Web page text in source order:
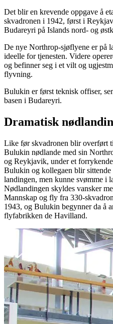
Det blir en krevende oppgave å
skvadronen i 1942, først i
Budareyri på Islands nord- og
De nye Northrop-sjøflyene er på
ideelle for tjenesten. Videre
og befinner seg i et vilt og
flyvning.
Bulukin er først teknisk offiser,
basen i Budareyri.
Dramatisk
Like før skvadronen blir overført
Bulukin nødlande med sin
og Reykjavik, under et
Bulukin og kollegaen blir
landingen, men kunne svømme i
Nødlandingen skyldes vansker
Mannskap og fly fra 330-
1943, og Bulukin begynner da å
flyfabrikken de Havilland.